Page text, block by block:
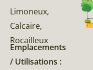
Limoneux,
Calcaire,
Rocailleux
Emplacements
/ Utilisations :